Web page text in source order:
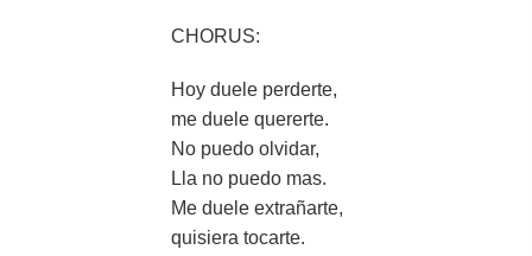
CHORUS:
Hoy duele perderte,
me duele quererte.
No puedo olvidar,
Lla no puedo mas.
Me duele extrañarte,
quisiera tocarte.